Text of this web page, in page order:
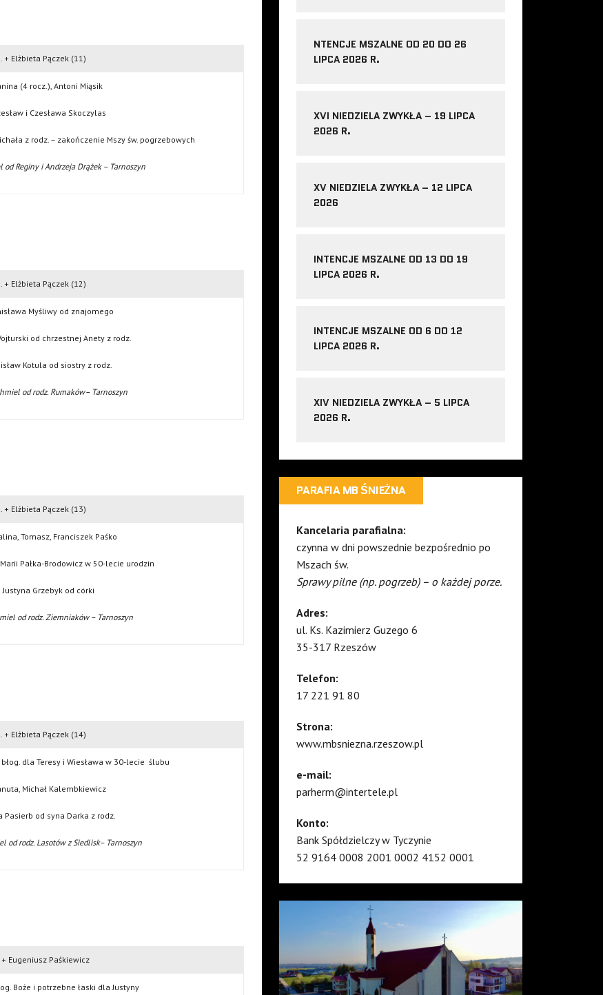
+ Elżbieta Pączek (11)
(4 rocz.), Antoni Miąsik
i Czesława Skoczylas
z rodz. – zakończenie Mszy św. pogrzebowych
od Reginy i Andrzeja Drążek – Tarnoszyn
+ Elżbieta Pączek (12)
Myśliwy od znajomego
od chrzestnej Anety z rodz.
Kotula od siostry z rodz.
od rodz. Rumaków– Tarnoszyn
+ Elżbieta Pączek (13)
Tomasz, Franciszek Paśko
Pałka-Brodowicz w 50-lecie urodzin
Justyna Grzebyk od córki
od rodz. Ziemniaków – Tarnoszyn
+ Elżbieta Pączek (14)
dla Teresy i Wiesława w 30-lecie ślubu
Michał Kalembkiewicz
Pasierb od syna Darka z rodz.
od rodz. Lasotów z Siedlisk– Tarnoszyn
+ Eugeniusz Paśkiewicz
Boże i potrzebne łaski dla Justyny
NTENCJE MSZALNE OD 20 DO 26
LIPCA 2026 R.
XVI NIEDZIELA ZWYKŁA – 19 LIPCA
2026 R.
XV NIEDZIELA ZWYKŁA – 12 LIPCA
2026
INTENCJE MSZALNE OD 13 DO 19
LIPCA 2026 R.
INTENCJE MSZALNE OD 6 DO 12
LIPCA 2026 R.
XIV NIEDZIELA ZWYKŁA – 5 LIPCA
2026 R.
PARAFIA MB ŚNIEŻNA
Kancelaria parafialna:
czynna w dni powszednie bezpośrednio po
Mszach św.
Sprawy pilne (np. pogrzeb) – o każdej porze.
Adres:
ul. Ks. Kazimierz Guzego 6
35-317 Rzeszów
Telefon:
17 221 91 80
Strona:
www.mbsniezna.rzeszow.pl
e-mail:
parherm@intertele.pl
Konto:
Bank Spółdzielczy w Tyczynie
52 9164 0008 2001 0002 4152 0001